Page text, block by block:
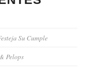
Su Cumple
Pelops